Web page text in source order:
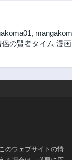
,
侶の賢者タイム 漫画,
のウェブサイトの情